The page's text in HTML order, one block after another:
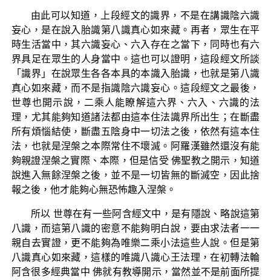
由此可以知道，上段經文的識界，不是在講識陰六識
妄心，是在說入胎識第八識真心如來藏。再者，眾生在平
時生活當中，其六識妄心、六入存在之當下，同時也有六
界具足在眾生的人身當中。這也可以證明，這段經文所談
「識界」在說眾生各各本具的本識入胎識，也就是第八識
真心如來藏，而不是指識陰六識妄心。這段經文之最後，
世尊也開示說，二乘人能瞭解這六界、六入、六識的法
理，尤其能夠知道諸法都由這本住法識界所出生；在斷盡
所有煩惱結使，斷盡五陰身中一切法之後，依然有這本住
法，也就是涅槃之本際常住不壞滅。阿羅漢雖然還沒有能
夠親證涅槃之實際、本際，但是信受 佛聖教之開示，知道
說進入無餘涅槃之後，並不是一切皆無的斷滅空，因此捨
報之後，他才能夠心無恐怖趣入涅槃。
所以 世尊在有一些阿含經文中，是有隱說、略說這第
八識，而這第八識的密意不能夠明白說，要由求法者一一
親自去實證，更不能夠為唯樂二乘小法這些人說。但是第
八識真心如來藏，這樣的唯識八識心王法理，在初轉法輪
阿含很多經典當中 佛就有教導開示，當然並不是前面所提